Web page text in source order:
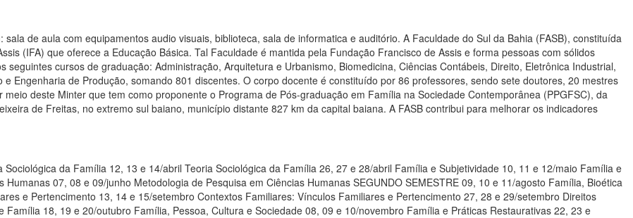
audio visuais, biblioteca, sala de informatica e auditório. A Faculdade do Sul da Bahia (FASB), constituída
(IFA) que oferece a Educação Básica. Tal Faculdade é mantida pela Fundação Francisco de Assis e forma pessoas com sólidos
cursos de graduação: Administração, Arquitetura e Urbanismo, Biomedicina, Ciências Contábeis, Direito, Eletrônica Industrial,
Engenharia de Produção, somando 801 discentes. O corpo docente é constituído por 86 professores, sendo sete doutores, 20 mestres
deste Minter que tem como proponente o Programa de Pós-graduação em Família na Sociedade Contemporânea (PPGFSC), da
de Freitas, no extremo sul baiano, município distante 827 km da capital baiana. A FASB contribui para melhorar os indicadores
da Família 12, 13 e 14/abril Teoria Sociológica da Família 26, 27 e 28/abril Família e Subjetividade 10, 11 e 12/maio Família e
e 09/junho Metodologia de Pesquisa em Ciências Humanas SEGUNDO SEMESTRE 09, 10 e 11/agosto Família, Bioética
e Pertencimento 13, 14 e 15/setembro Contextos Familiares: Vínculos Familiares e Pertencimento 27, 28 e 29/setembro Direitos
18, 19 e 20/outubro Família, Pessoa, Cultura e Sociedade 08, 09 e 10/novembro Família e Práticas Restaurativas 22, 23 e